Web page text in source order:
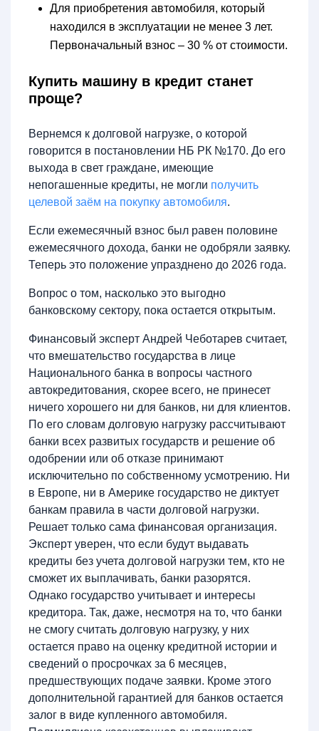
Для приобретения автомобиля, который
находился в эксплуатации не менее 3 лет.
Первоначальный взнос – 30 % от стоимости.
Купить машину в кредит станет
проще?
Вернемся к долговой нагрузке, о которой
говорится в постановлении НБ РК №170. До его
выхода в свет граждане, имеющие
непогашенные кредиты, не могли получить
целевой заём на покупку автомобиля.
Если ежемесячный взнос был равен половине
ежемесячного дохода, банки не одобряли заявку.
Теперь это положение упразднено до 2026 года.
Вопрос о том, насколько это выгодно
банковскому сектору, пока остается открытым.
Финансовый эксперт Андрей Чеботарев считает,
что вмешательство государства в лице
Национального банка в вопросы частного
автокредитования, скорее всего, не принесет
ничего хорошего ни для банков, ни для клиентов.
По его словам долговую нагрузку рассчитывают
банки всех развитых государств и решение об
одобрении или об отказе принимают
исключительно по собственному усмотрению. Ни
в Европе, ни в Америке государство не диктует
банкам правила в части долговой нагрузки.
Решает только сама финансовая организация.
Эксперт уверен, что если будут выдавать
кредиты без учета долговой нагрузки тем, кто не
сможет их выплачивать, банки разорятся.
Однако государство учитывает и интересы
кредитора. Так, даже, несмотря на то, что банки
не смогу считать долговую нагрузку, у них
остается право на оценку кредитной истории и
сведений о просрочках за 6 месяцев,
предшествующих подаче заявки. Кроме этого
дополнительной гарантией для банков остается
залог в виде купленного автомобиля.